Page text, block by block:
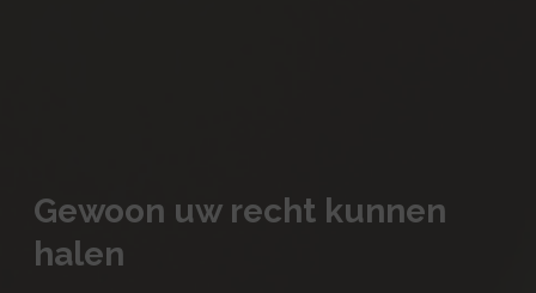
Gewoon uw recht kunnen
halen